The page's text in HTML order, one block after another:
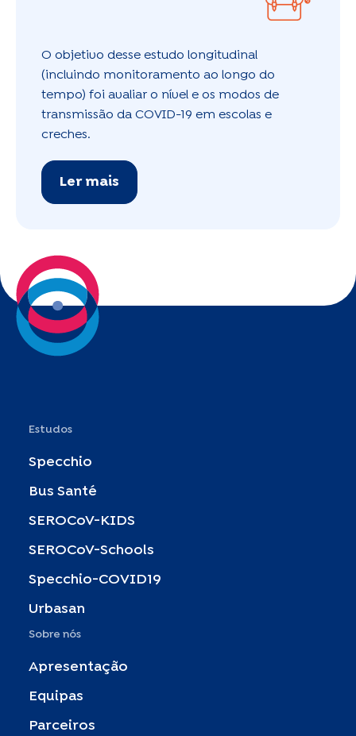
O objetivo desse estudo longitudinal
(incluindo monitoramento ao longo do
tempo) foi avaliar o nível e os modos de
transmissão da COVID-19 em escolas e
creches.
Ler mais
Estudos
Specchio
Bus Santé
SEROCoV-KIDS
SEROCoV-Schools
Specchio-COVID19
Urbasan
Sobre nós
Apresentação
Equipas
Parceiros